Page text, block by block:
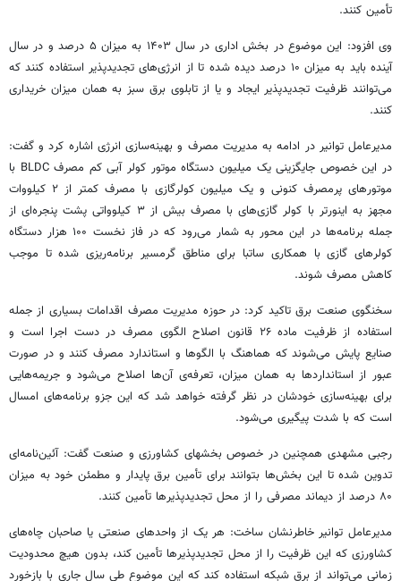
تأمین کنند.
وی افزود: این موضوع در بخش اداری در سال ۱۴۰۳ به میزان ۵ درصد و در سال
آینده باید به میزان ۱۰ درصد دیده شده تا از انرژی‌های
تجدیدپذیر استفاده کنند که
می‌توانند ظرفیت تجدیدپذیر ایجاد و یا از تابلوی برق سبز به همان میزان خریداری
کنند.
مدیرعامل توانیر در ادامه به مدیریت مصرف و بهینه‌سازی انرژی اشاره کرد و گفت:
در این خصوص جایگزینی یک میلیون دستگاه موتور کولر آبی کم مصرف BLDC با
موتورهای پرمصرف کنونی و یک میلیون کولرگازی با مصرف کمتر از ۲ کیلووات
مجهز به اینورتر
با کولر گازی‌های با مصرف بیش از ۳ کیلوواتی پشت پنجره‌ای از
جمله برنامه‌ها در این محور به شمار می‌رود که در فاز نخست ۱۰۰ هزار دستگاه
کولرهای گازی با همکاری ساتبا برای مناطق گرمسیر برنامه‌ریزی شده تا موجب
کاهش مصرف شوند.
سخنگوی صنعت برق تاکید کرد: در حوزه مدیریت مصرف اقدامات بسیاری از جمله
استفاده از ظرفیت ماده ۲۶ قانون اصلاح الگوی مصرف در دست اجرا است و
صنایع پایش می‌شوند که هماهنگ با الگوها و استاندارد مصرف کنند و در صورت
عبور از استانداردها به همان میزان، تعرفه‌ی آن‌ها اصلاح می‌شود و جریمه‌هایی
برای بهینه‌سازی خودشان در نظر گرفته خواهد شد که این جزو برنامه‌های امسال
است که با شدت پیگیری می‌شود.
رجبی مشهدی همچنین در خصوص بخشهای کشاورزی و صنعت گفت: آئین‌نامه‌ای
تدوین شده تا این بخش‌ها بتوانند برای تأمین برق پایدار و مطمئن خود به میزان
۸۰ درصد از
دیماند مصرفی را از محل تجدیدپذیرها تأمین کنند.
مدیرعامل توانیر خاطرنشان ساخت: هر یک از واحدهای صنعتی یا صاحبان چاه‌های
کشاورزی که این ظرفیت را از محل تجدیدپذیرها تأمین کند، بدون هیچ محدودیت
زمانی می‌تواند از برق شبکه استفاده کند که این موضوع طی سال جاری با بازخورد